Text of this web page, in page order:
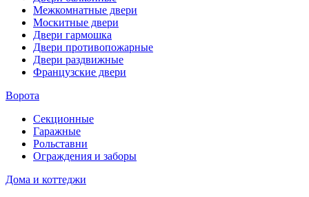
Межкомнатные двери
Москитные двери
Двери гармошка
Двери противопожарные
Двери раздвижные
Французские двери
Ворота
Секционные
Гаражные
Рольставни
Ограждения и заборы
Дома и коттеджи